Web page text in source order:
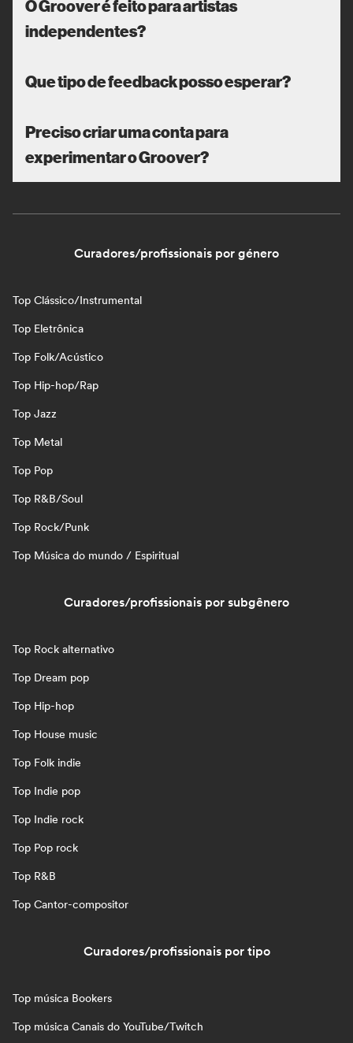
O Groover é feito para artistas
independentes?
Que tipo de feedback posso esperar?
Preciso criar uma conta para
experimentar o Groover?
Curadores/profissionais por género
Top Clássico/Instrumental
Top Eletrônica
Top Folk/Acústico
Top Hip-hop/Rap
Top Jazz
Top Metal
Top Pop
Top R&B/Soul
Top Rock/Punk
Top Música do mundo / Espiritual
Curadores/profissionais por subgênero
Top Rock alternativo
Top Dream pop
Top Hip-hop
Top House music
Top Folk indie
Top Indie pop
Top Indie rock
Top Pop rock
Top R&B
Top Cantor-compositor
Curadores/profissionais por tipo
Top música Bookers
Top música Canais do YouTube/Twitch